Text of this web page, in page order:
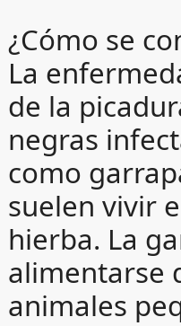
¿Cómo se
La
de la
negras
como
suelen vivir
hierba. La
alimentarse
animales